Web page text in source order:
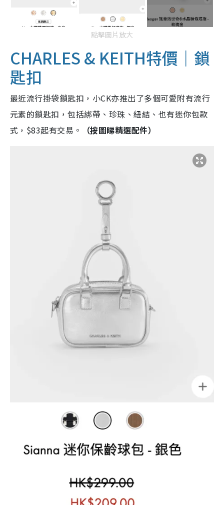
點擊圖片放大
CHARLES & KEITH特價｜ 鎖
匙扣
最近流行掛袋鎖匙扣，小CK亦推出了多個可愛附有流行
元素的鎖匙扣，包括綁帶、珍珠、紐結、也有迷你包款
式，$83起有交易。
（按圖睇精選配件）